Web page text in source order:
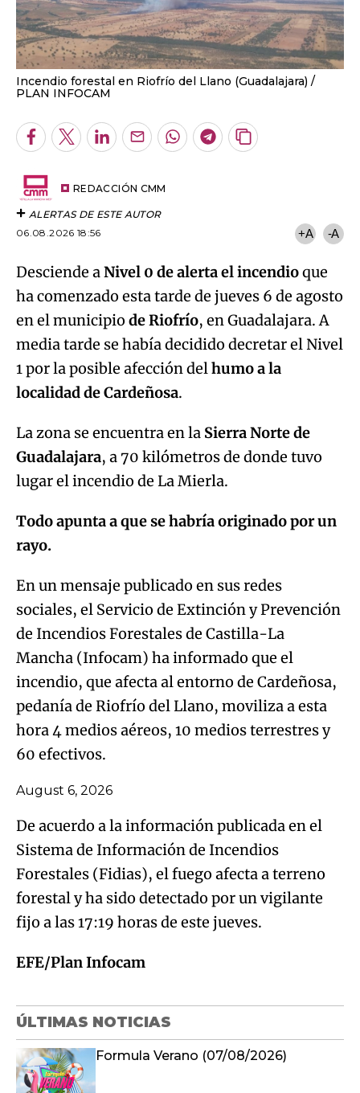
Incendio forestal en Riofrío del Llano (Guadalajara)
PLAN INFOCAM
Facebook
TwitterLinkedInEnviarWhatsapp
Telegram
Copiar
REDACCIÓN CMM
ALERTAS DE ESTE AUTOR
06.08.2026 18:56
+A -A
Desciende aNivel 0 de alerta el incendioque
ha comenzado esta tarde de jueves 6 de agosto
en el municipio de Riofrío, en Guadalajara. A
media tarde se había decidido decretar el Nivel
1 por la posible afección delhumo a la
localidad de Cardeñosa.
La zona se encuentra en la Sierra Norte de
Guadalajara, a 70 kilómetros de donde tuvo
lugar el incendio de La Mierla.
Todo apunta a que se habría originado por un
rayo.
En un mensaje publicado en sus redes
sociales, el Servicio de Extinción y Prevención
de Incendios Forestales de Castilla-La
Mancha (Infocam) ha informado que el
incendio, que afecta al entorno de Cardeñosa,
pedanía de Riofrío del Llano, moviliza a esta
hora 4 medios aéreos, 10 medios terrestres y
60 efectivos.
August 6, 2026
De acuerdo a la información publicada en el
Sistema de Información de Incendios
Forestales (Fidias), el fuego afecta a terreno
forestal y ha sido detectado por un vigilante
fijo a las 17:19 horas de este jueves.
EFE/Plan Infocam
ÚLTIMAS NOTICIAS
Formula Verano (07/08/2026)